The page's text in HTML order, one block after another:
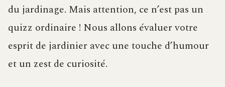
du jardinage. Mais attention, ce n’est pas un
quizz ordinaire ! Nous allons évaluer votre
esprit de jardinier avec une touche d’humour
et un zest de curiosité.